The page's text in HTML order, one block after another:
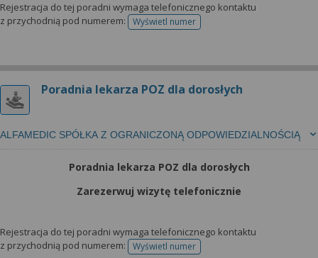
Rejestracja do tej poradni wymaga telefonicznego kontaktu
z przychodnią pod numerem:
Wyświetl numertelefonu do rejestracji
Poradnia lekarza POZ dla dorosłych
ALFAMEDIC SPÓŁKA Z OGRANICZONĄ ODPOWIEDZIALNOŚCIĄ
Poradnia lekarza POZ dla dorosłych
Zarezerwuj wizytę telefonicznie
Rejestracja do tej poradni wymaga telefonicznego kontaktu
z przychodnią pod numerem:
Wyświetl numertelefonu do rejestracji